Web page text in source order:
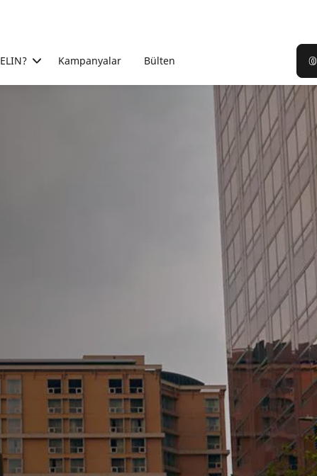
Kampanyalar Bülten